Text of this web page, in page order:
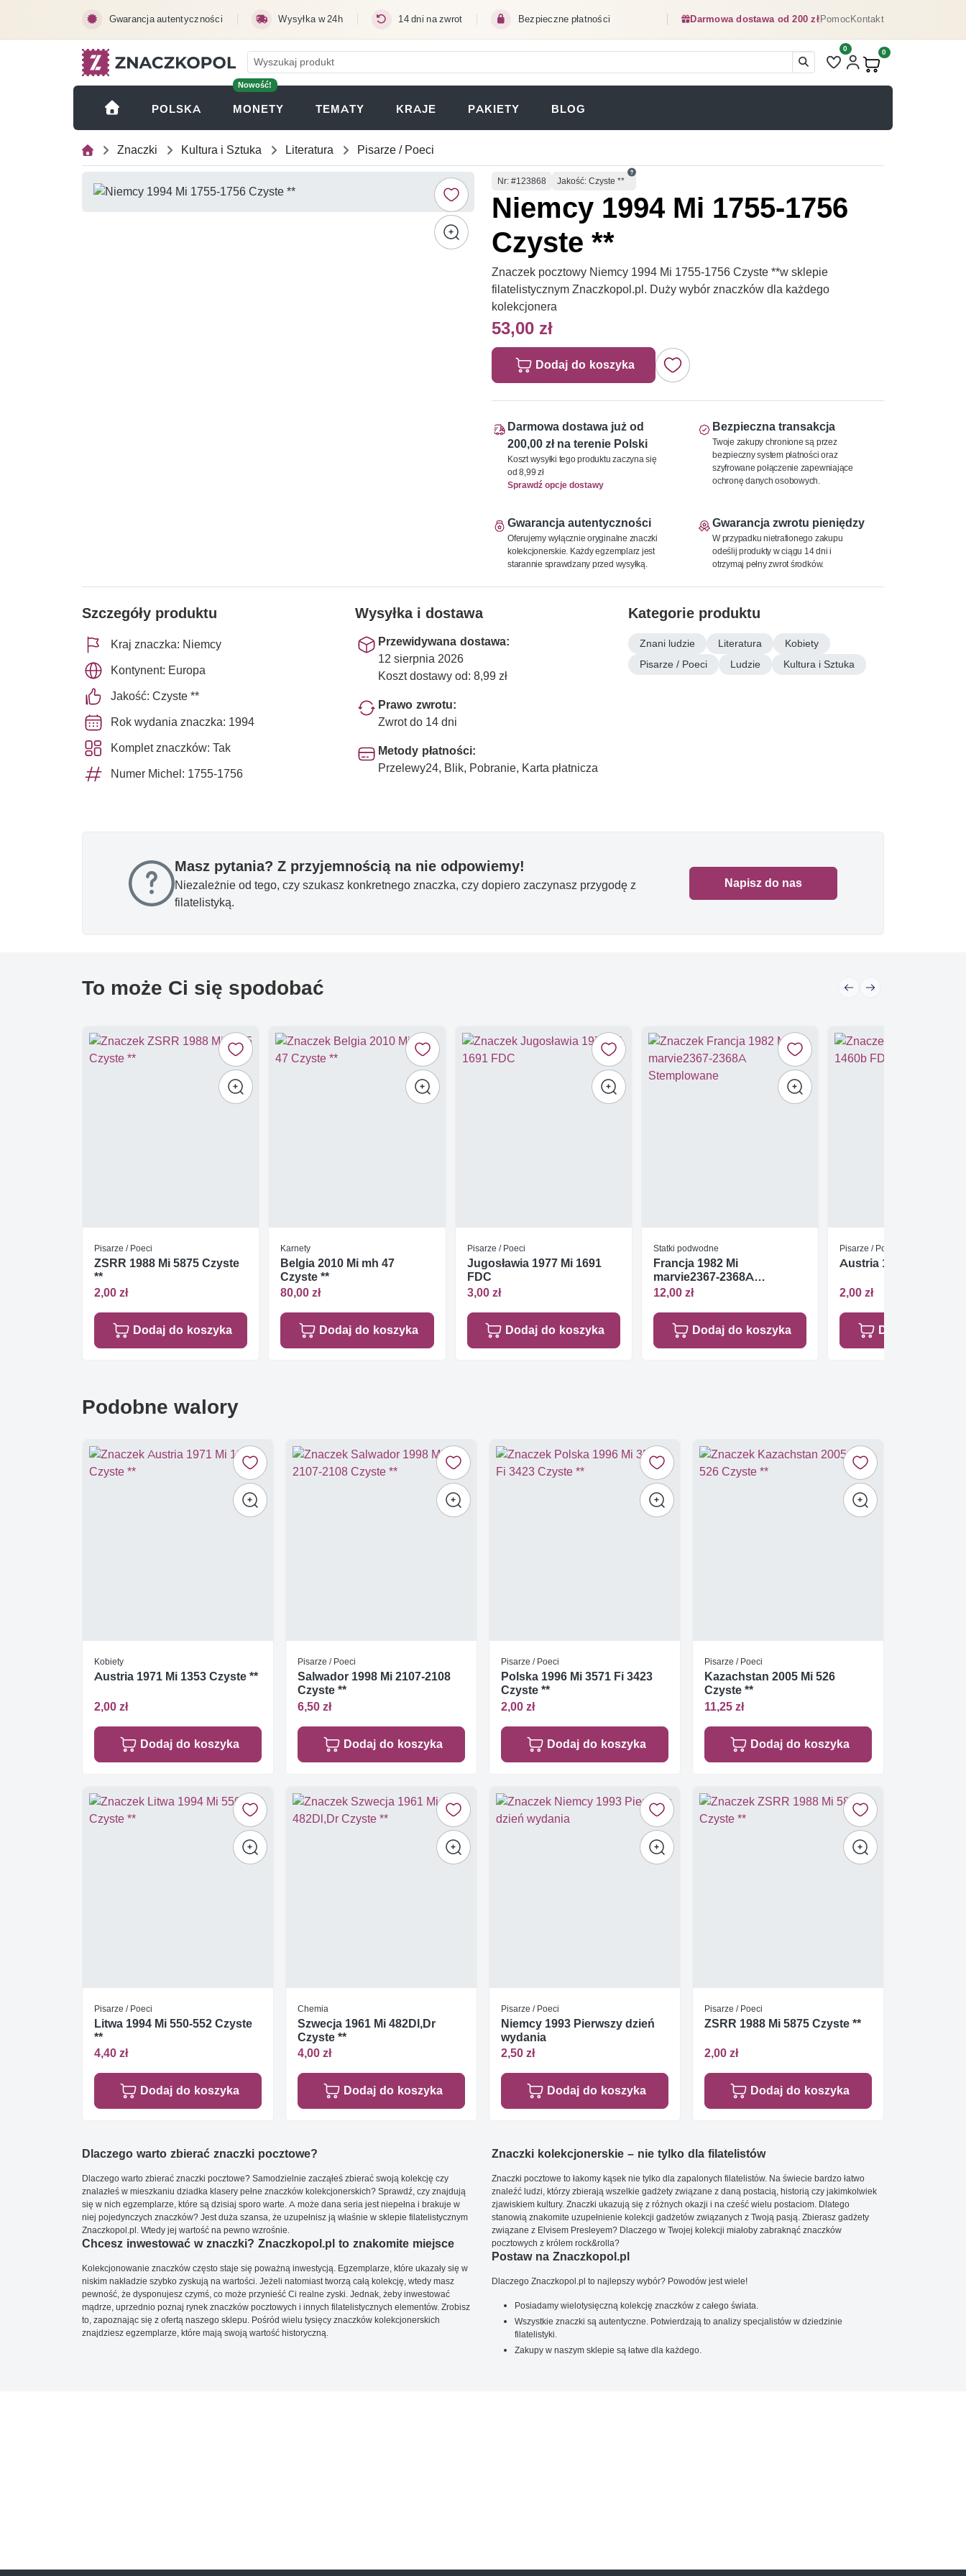
Gwarancja autentyczności Wysyłka w 24h 14 dni na zwrot Bezpieczne płatności Darmowa dostawa od 200 złPomocKontakt
Liczba pozycji na liście
0
Produkty w koszyku:
0
POLSKA
Nowość!
MONETY (OTWIERA SIĘ W NOWEJ KARCIE)
TEMATY KRAJE PAKIETY BLOG
Znaczki Kultura i Sztuka Literatura Pisarze / Poeci
Numer
Nr: #123868 Jakość: Czyste **
Niemcy 1994 Mi 1755-1756
Czyste **
Znaczek pocztowy Niemcy 1994 Mi 1755-1756 Czyste **w sklepie
filatelistycznym Znaczkopol.pl. Duży wybór znaczków dla każdego
kolekcjonera
53,00 zł
Dodaj do koszyka
Darmowa dostawa już od
200,00 zł na terenie Polski
Koszt wysyłki tego produktu zaczyna się
od 8,99 zł
Sprawdź opcje dostawy
Bezpieczna transakcja
Twoje zakupy chronione są przez
bezpieczny system płatności oraz
szyfrowane połączenie zapewniające
ochronę danych osobowych.
Gwarancja autentyczności
Oferujemy wyłącznie oryginalne znaczki
kolekcjonerskie. Każdy egzemplarz jest
starannie sprawdzany przed wysyłką.
Gwarancja zwrotu pieniędzy
W przypadku nietrafionego zakupu
odeślij produkty w ciągu 14 dni i
otrzymaj pełny zwrot środków.
Szczegóły produktu
Kraj znaczka: Niemcy
Kontynent: Europa
Jakość: Czyste **
Rok wydania znaczka: 1994
Komplet znaczków: Tak
Numer Michel: 1755-1756
Wysyłka i dostawa
Przewidywana dostawa:
12 sierpnia 2026
Koszt dostawy od: 8,99 zł
Prawo zwrotu:
Zwrot do 14 dni
Metody płatności:
Przelewy24, Blik, Pobranie, Karta płatnicza
Kategorie produktu
Znani ludzie Literatura
Kobiety
Pisarze / Poeci
Ludzie Kultura i Sztuka
Masz pytania? Z przyjemnością na nie odpowiemy!
Niezależnie od tego, czy szukasz konkretnego znaczka, czy dopiero zaczynasz przygodę z
filatelistyką.
Napisz do nas
To może Ci się spodobać
Pisarze / Poeci
ZSRR 1988 Mi 5875 Czyste
**
2,00 zł
Dodaj do koszyka
Karnety
Belgia 2010 Mi mh 47
Czyste **
80,00 zł
Dodaj do koszyka
Pisarze / Poeci
Jugosławia 1977 Mi 1691
FDC
3,00 zł
Dodaj do koszyka
Statki podwodne
Francja 1982 Mi
marvie2367-2368A
Stemplowane
12,00 zł
Dodaj do koszyka
Pisarze / Poeci
Austria 1974 Mi 1460b
2,00 zł
Dodaj do
Podobne walory
Kobiety
Austria 1971 Mi 1353 Czyste **
2,00 zł
Dodaj do koszyka
Pisarze / Poeci
Salwador 1998 Mi 2107-2108
Czyste **
6,50 zł
Dodaj do koszyka
Pisarze / Poeci
Polska 1996 Mi 3571 Fi 3423
Czyste **
2,00 zł
Dodaj do koszyka
Pisarze / Poeci
Kazachstan 2005 Mi 526
Czyste **
11,25 zł
Dodaj do koszyka
Pisarze / Poeci
Litwa 1994 Mi 550-552 Czyste
**
4,40 zł
Dodaj do koszyka
Chemia
Szwecja 1961 Mi 482Dl,Dr
Czyste **
4,00 zł
Dodaj do koszyka
Pisarze / Poeci
Niemcy 1993 Pierwszy dzień
wydania
2,50 zł
Dodaj do koszyka
Pisarze / Poeci
ZSRR 1988 Mi 5875 Czyste **
2,00 zł
Dodaj do koszyka
Dlaczego warto zbierać znaczki pocztowe?
Dlaczego warto zbierać znaczki pocztowe? Samodzielnie zacząłeś zbierać swoją kolekcję czy
znalazłeś w mieszkaniu dziadka klasery pełne znaczków kolekcjonerskich? Sprawdź, czy znajdują
się w nich egzemplarze, które są dzisiaj sporo warte. A może dana seria jest niepełna i brakuje w
niej pojedynczych znaczków? Jest duża szansa, że uzupełnisz ją właśnie w sklepie filatelistycznym
Znaczkopol.pl. Wtedy jej wartość na pewno wzrośnie.
Chcesz inwestować w znaczki? Znaczkopol.pl to znakomite miejsce
Kolekcjonowanie znaczków często staje się poważną inwestycją. Egzemplarze, które ukazały się w
niskim nakładzie szybko zyskują na wartości. Jeżeli natomiast tworzą całą kolekcję, wtedy masz
pewność, że dysponujesz czymś, co może przynieść Ci realne zyski. Jednak, żeby inwestować
mądrze, uprzednio poznaj rynek znaczków pocztowych i innych filatelistycznych elementów. Zrobisz
to, zapoznając się z ofertą naszego sklepu. Pośród wielu tysięcy znaczków kolekcjonerskich
znajdziesz egzemplarze, które mają swoją wartość historyczną.
Znaczki kolekcjonerskie – nie tylko dla filatelistów
Znaczki pocztowe to łakomy kąsek nie tylko dla zapalonych filatelistów. Na świecie bardzo łatwo
znaleźć ludzi, którzy zbierają wszelkie gadżety związane z daną postacią, historią czy jakimkolwiek
zjawiskiem kultury. Znaczki ukazują się z różnych okazji i na cześć wielu postaciom. Dlatego
stanowią znakomite uzupełnienie kolekcji gadżetów związanych z Twoją pasją. Zbierasz gadżety
związane z Elvisem Presleyem? Dlaczego w Twojej kolekcji miałoby zabraknąć znaczków
pocztowych z królem rock&rolla?
Postaw na Znaczkopol.pl
Dlaczego Znaczkopol.pl to najlepszy wybór? Powodów jest wiele!
Posiadamy wielotysięczną kolekcję znaczków z całego świata.
Wszystkie znaczki są autentyczne. Potwierdzają to analizy specjalistów w dziedzinie
filatelistyki.
Zakupy w naszym sklepie są łatwe dla każdego.